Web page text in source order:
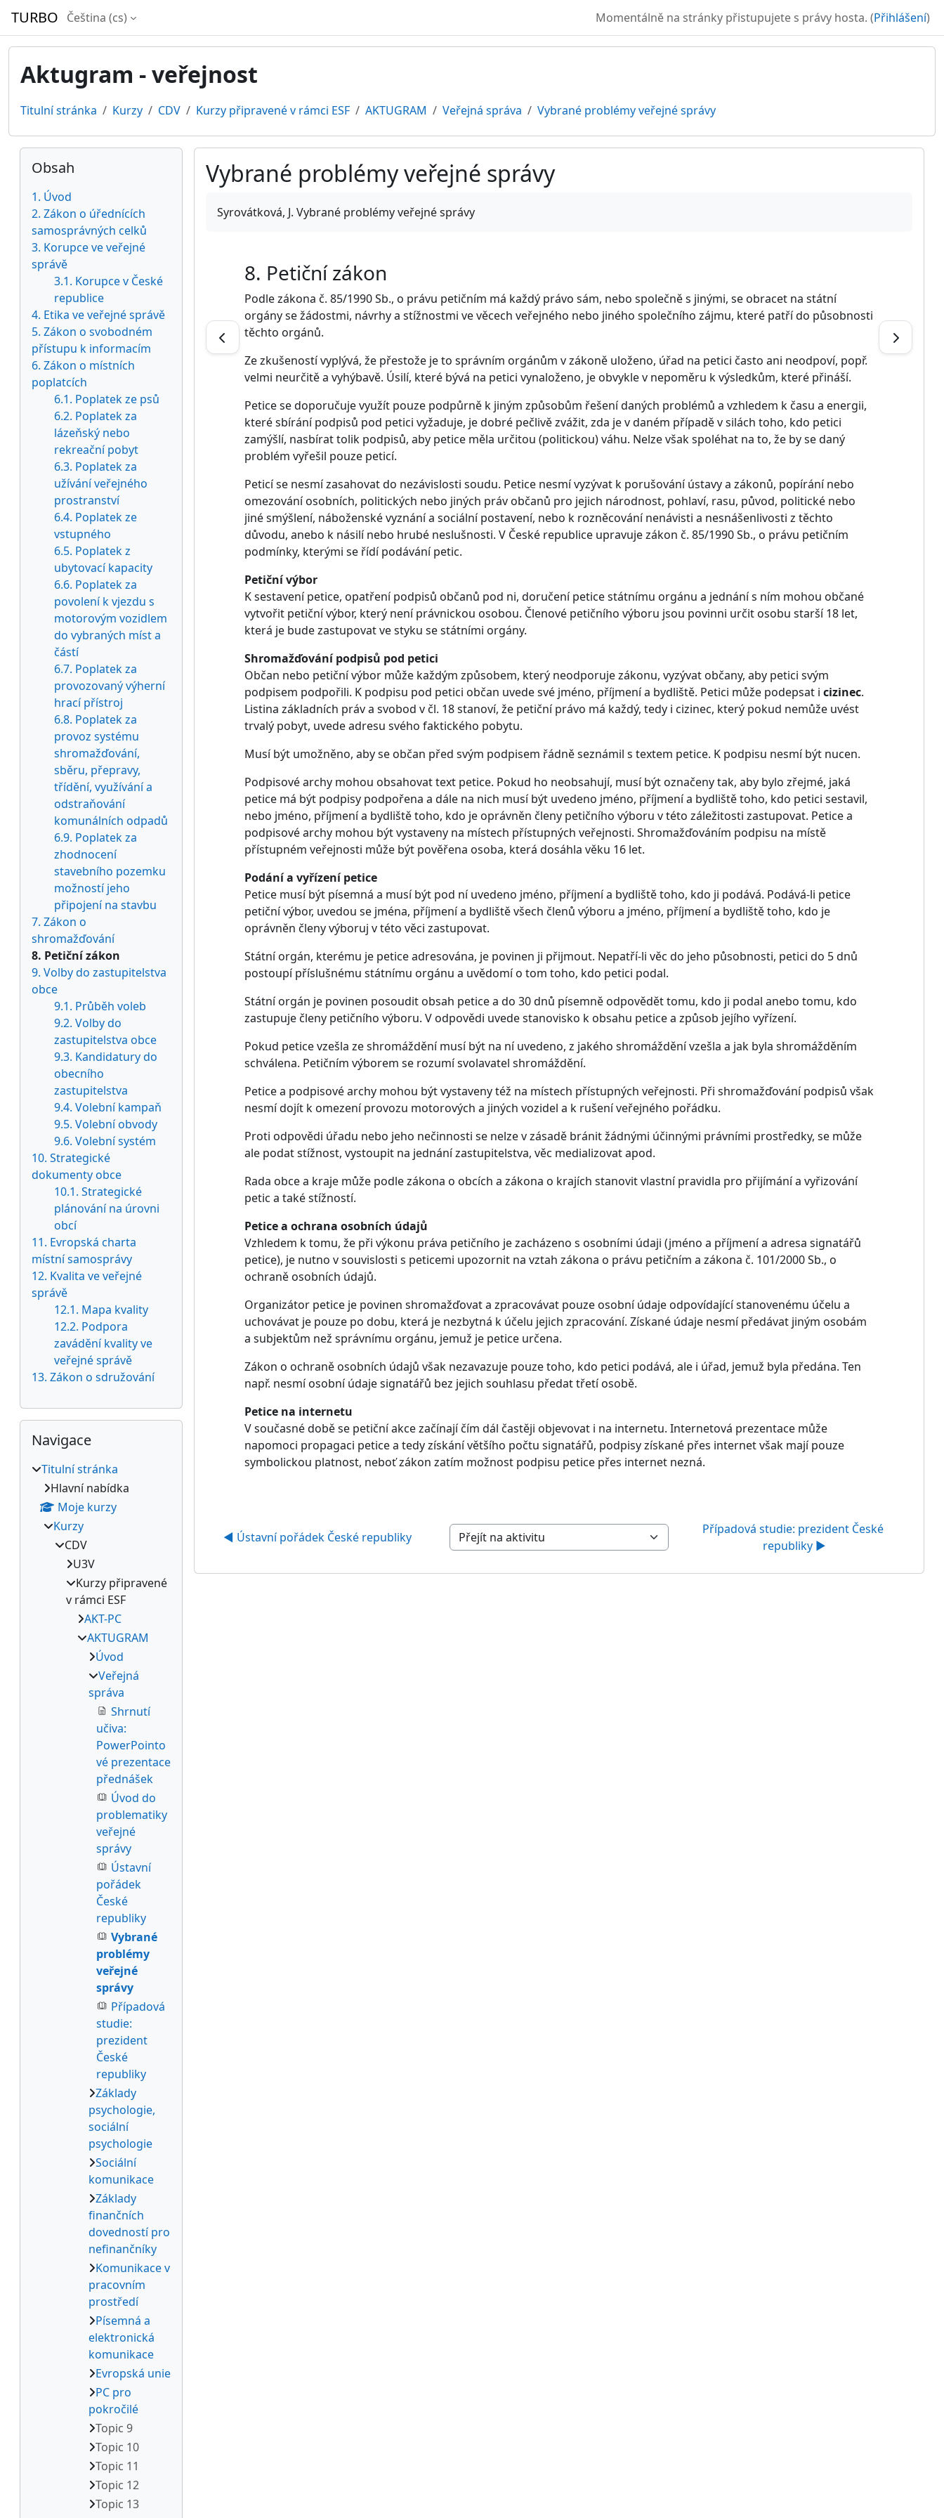
Přejít k hlavnímu obsahu
TURBO Čeština ‎(cs)‎ Momentálně na stránky přistupujete s právy hosta. (Přihlášení)
Aktugram - veřejnost
Titulní stránka Kurzy CDV Kurzy připravené v rámci ESF AKTUGRAM Veřejná správa Vybrané problémy veřejné správy
Vybrané problémy veřejné správy
Syrovátková, J. Vybrané problémy veřejné správy
8. Petiční zákon
Podle zákona č. 85/1990 Sb., o právu petičním má každý právo sám, nebo společně s jinými, se obracet na státní
orgány se žádostmi, návrhy a stížnostmi ve věcech veřejného nebo jiného společního zájmu, které patří do působnosti
těchto orgánů.
Ze zkušeností vyplývá, že přestože je to správním orgánům v zákoně uloženo, úřad na petici často ani neodpoví, popř.
velmi neurčitě a vyhýbavě. Úsilí, které bývá na petici vynaloženo, je obvykle v nepoměru k výsledkům, které přináší.
Petice se doporučuje využít pouze podpůrně k jiným způsobům řešení daných problémů a vzhledem k času a energii,
které sbírání podpisů pod petici vyžaduje, je dobré pečlivě zvážit, zda je v daném případě v silách toho, kdo petici
zamýšlí, nasbírat tolik podpisů, aby petice měla určitou (politickou) váhu. Nelze však spoléhat na to, že by se daný
problém vyřešil pouze peticí.
Peticí se nesmí zasahovat do nezávislosti soudu. Petice nesmí vyzývat k porušování ústavy a zákonů, popírání nebo
omezování osobních, politických nebo jiných práv občanů pro jejich národnost, pohlaví, rasu, původ, politické nebo
jiné smýšlení, náboženské vyznání a sociální postavení, nebo k rozněcování nenávisti a nesnášenlivosti z těchto
důvodu, anebo k násilí nebo hrubé neslušnosti. V České republice upravuje zákon č. 85/1990 Sb., o právu petičním
podmínky, kterými se řídí podávání petic.
Petiční výbor
K sestavení petice, opatření podpisů občanů pod ni, doručení petice státnímu orgánu a jednání s ním mohou občané
vytvořit petiční výbor, který není právnickou osobou. Členové petičního výboru jsou povinni určit osobu starší 18 let,
která je bude zastupovat ve styku se státními orgány.
Shromažďování podpisů pod petici
Občan nebo petiční výbor může každým způsobem, který neodporuje zákonu, vyzývat občany, aby petici svým
podpisem podpořili. K podpisu pod petici občan uvede své jméno, příjmení a bydliště. Petici může podepsat i cizinec.
Listina základních práv a svobod v čl. 18 stanoví, že petiční právo má každý, tedy i cizinec, který pokud nemůže uvést
trvalý pobyt, uvede adresu svého faktického pobytu.
Musí být umožněno, aby se občan před svým podpisem řádně seznámil s textem petice. K podpisu nesmí být nucen.
Podpisové archy mohou obsahovat text petice. Pokud ho neobsahují, musí být označeny tak, aby bylo zřejmé, jaká
petice má být podpisy podpořena a dále na nich musí být uvedeno jméno, příjmení a bydliště toho, kdo petici sestavil,
nebo jméno, příjmení a bydliště toho, kdo je oprávněn členy petičního výboru v této záležitosti zastupovat. Petice a
podpisové archy mohou být vystaveny na místech přístupných veřejnosti. Shromažďováním podpisu na místě
přístupném veřejnosti může být pověřena osoba, která dosáhla věku 16 let.
Podání a vyřízení petice
Petice musí být písemná a musí být pod ní uvedeno jméno, příjmení a bydliště toho, kdo ji podává. Podává-li petice
petiční výbor, uvedou se jména, příjmení a bydliště všech členů výboru a jméno, příjmení a bydliště toho, kdo je
oprávněn členy výboruj v této věci zastupovat.
Státní orgán, kterému je petice adresována, je povinen ji přijmout. Nepatří-li věc do jeho působnosti, petici do 5 dnů
postoupí příslušnému státnímu orgánu a uvědomí o tom toho, kdo petici podal.
Státní orgán je povinen posoudit obsah petice a do 30 dnů písemně odpovědět tomu, kdo ji podal anebo tomu, kdo
zastupuje členy petičního výboru. V odpovědi uvede stanovisko k obsahu petice a způsob jejího vyřízení.
Pokud petice vzešla ze shromáždění musí být na ní uvedeno, z jakého shromáždění vzešla a jak byla shromážděním
schválena. Petičním výborem se rozumí svolavatel shromáždění.
Petice a podpisové archy mohou být vystaveny též na místech přístupných veřejnosti. Při shromažďování podpisů však
nesmí dojít k omezení provozu motorových a jiných vozidel a k rušení veřejného pořádku.
Proti odpovědi úřadu nebo jeho nečinnosti se nelze v zásadě bránit žádnými účinnými právními prostředky, se může
ale podat stížnost, vystoupit na jednání zastupitelstva, věc medializovat apod.
Rada obce a kraje může podle zákona o obcích a zákona o krajích stanovit vlastní pravidla pro přijímání a vyřizování
petic a také stížností.
Petice a ochrana osobních údajů
Vzhledem k tomu, že při výkonu práva petičního je zacházeno s osobními údaji (jméno a příjmení a adresa signatářů
petice), je nutno v souvislosti s peticemi upozornit na vztah zákona o právu petičním a zákona č. 101/2000 Sb., o
ochraně osobních údajů.
Organizátor petice je povinen shromažďovat a zpracovávat pouze osobní údaje odpovídající stanovenému účelu a
uchovávat je pouze po dobu, která je nezbytná k účelu jejich zpracování. Získané údaje nesmí předávat jiným osobám
a subjektům než správnímu orgánu, jemuž je petice určena.
Zákon o ochraně osobních údajů však nezavazuje pouze toho, kdo petici podává, ale i úřad, jemuž byla předána. Ten
např. nesmí osobní údaje signatářů bez jejich souhlasu předat třetí osobě.
Petice na internetu
V současné době se petiční akce začínají čím dál častěji objevovat i na internetu. Internetová prezentace může
napomoci propagaci petice a tedy získání většího počtu signatářů, podpisy získané přes internet však mají pouze
symbolickou platnost, neboť zákon zatím možnost podpisu petice přes internet nezná.
◀︎ Ústavní pořádek České republiky Přejít na aktivitu
Případová studie: prezident České
republiky ▶︎
Bloky
Přeskočit: Obsah
Obsah
1. Úvod
2. Zákon o úřednících
samosprávných celků
3. Korupce ve veřejné
správě
3.1. Korupce v České
republice
4. Etika ve veřejné správě
5. Zákon o svobodném
přístupu k informacím
6. Zákon o místních
poplatcích
6.1. Poplatek ze psů
6.2. Poplatek za
lázeňský nebo
rekreační pobyt
6.3. Poplatek za
užívání veřejného
prostranství
6.4. Poplatek ze
vstupného
6.5. Poplatek z
ubytovací kapacity
6.6. Poplatek za
povolení k vjezdu s
motorovým vozidlem
do vybraných míst a
částí
6.7. Poplatek za
provozovaný výherní
hrací přístroj
6.8. Poplatek za
provoz systému
shromažďování,
sběru, přepravy,
třídění, využívání a
odstraňování
komunálních odpadů
6.9. Poplatek za
zhodnocení
stavebního pozemku
možností jeho
připojení na stavbu
7. Zákon o
shromažďování
8. Petiční zákon
9. Volby do zastupitelstva
obce
9.1. Průběh voleb
9.2. Volby do
zastupitelstva obce
9.3. Kandidatury do
obecního
zastupitelstva
9.4. Volební kampaň
9.5. Volební obvody
9.6. Volební systém
10. Strategické
dokumenty obce
10.1. Strategické
plánování na úrovni
obcí
11. Evropská charta
místní samosprávy
12. Kvalita ve veřejné
správě
12.1. Mapa kvality
12.2. Podpora
zavádění kvality ve
veřejné správě
13. Zákon o sdružování
Přeskočit: Navigace
Navigace
Titulní stránka
Hlavní nabídka
Moje kurzy
Kurzy
CDV
U3V
Kurzy připravené
v rámci ESF
AKT-PC
AKTUGRAM
Úvod
Veřejná
správa
Shrnutí
učiva:
PowerPointo
vé prezentace
přednášek
Úvod do
problematiky
veřejné
správy
Ústavní
pořádek
České
republiky
Vybrané
problémy
veřejné
správy
Případová
studie:
prezident
České
republiky
Základy
psychologie,
sociální
psychologie
Sociální
komunikace
Základy
finančních
dovedností pro
nefinančníky
Komunikace v
pracovním
prostředí
Písemná a
elektronická
komunikace
Evropská unie
PC pro
pokročilé
Topic 9
Topic 10
Topic 11
Topic 12
Topic 13